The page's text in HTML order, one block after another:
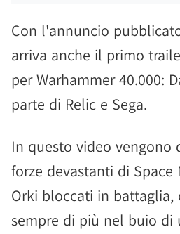
Con l'annuncio
arriva anche il primo
per Warhammer 40.000:
parte di Relic e Sega.
In questo video vengono
forze devastanti di Space
Orki bloccati in battaglia,
sempre di più nel buio di